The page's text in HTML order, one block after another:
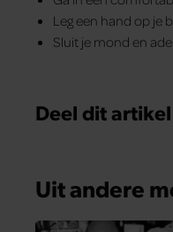
Leg een hand op je
Sluit je mond en
Deel dit
Uit andere